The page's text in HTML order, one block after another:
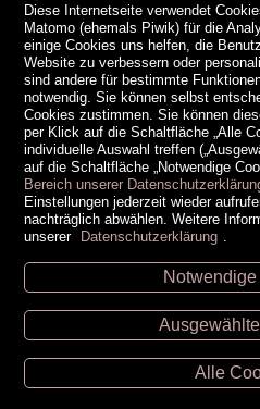
Unsere
Retz -
Hollabrunn -
Eggenburg -
Diese Internetseite verwendet
Matomo (ehemals Piwik) für die
einige Cookies uns helfen, die
Website zu verbessern oder
sind andere für bestimmte
notwendig. Sie können selbst
Cookies zustimmen. Sie können
per Klick auf die Schaltfläche „Alle
individuelle Auswahl treffen
auf die Schaltfläche „Notwendige
Bereich unserer
Einstellungen jederzeit wieder
nachträglich abwählen. Weitere
unserer Datenschutzerklärung
Alle